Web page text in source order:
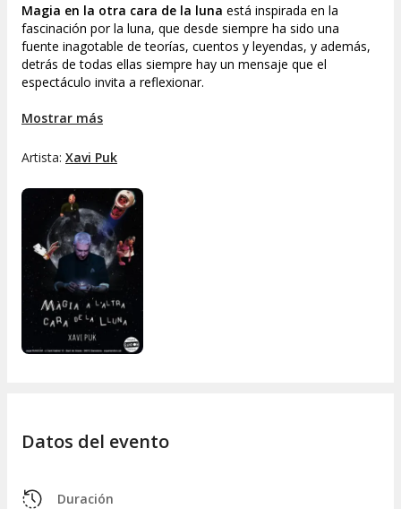
Magia en la otra cara de la luna está inspirada en la
fascinación por la luna, que desde siempre ha sido una
fuente inagotable de teorías, cuentos y leyendas, y además,
detrás de todas ellas siempre hay un mensaje que el
espectáculo invita a reflexionar.
______________
una màgia sensible i conceptual.
Cordeu-vos els cinturons! Us convidem a un viatge a la
reflexió. Un viatge a través de contes, mites i llegendes, en
els microuniversos que us proposa
la lluna.
Sabeu que la lluna és buida per dins? Sabeu que a la lluna hi
han plantades milers de roses? O que hi ha un ninot de neu
que toca música?
Màgia a l'altra cara de la lluna
Mostrar más
Artista: Xavi Puk
Datos del evento
Duración